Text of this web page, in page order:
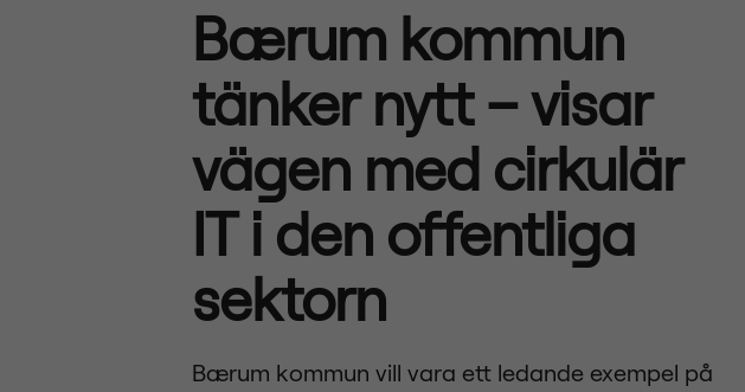
Bærum kommun
tänker nytt – visar
vägen med cirkulär
IT i den offentliga
sektorn
Bærum kommun vill vara ett ledande exempel på